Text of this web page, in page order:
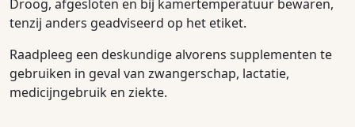
Droog, afgesloten en bij kamertemperatuur bewaren,
tenzij anders geadviseerd op het etiket.
Raadpleeg een deskundige alvorens supplementen te
gebruiken in geval van zwangerschap, lactatie,
medicijngebruik en ziekte.